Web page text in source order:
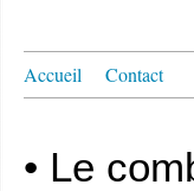
Accueil Contact
• Le